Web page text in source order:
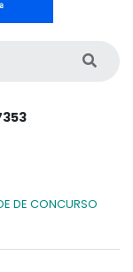
DE CONCURSO